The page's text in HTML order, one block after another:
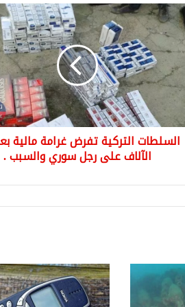
السلطات التركية تفرض غرامة مالية
الآلاف على رجل سوري والسبب .